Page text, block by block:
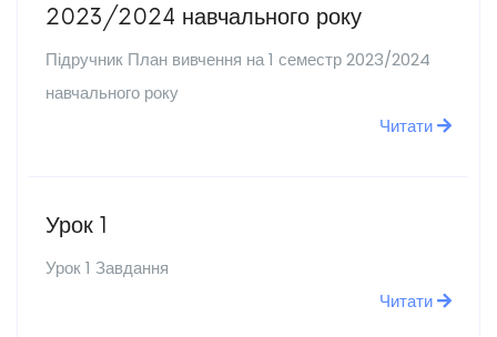
2023/2024 навчального року
Підручник План вивчення на 1 семестр 2023/2024
навчального року
Читати
Урок 1
Урок 1 Завдання
Читати